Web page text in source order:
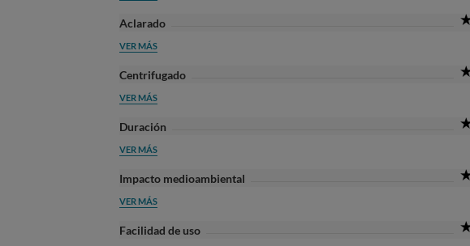
Aclarado
VER MÁS
Centrifugado
VER MÁS
Duración
VER MÁS
Impacto medioambiental
VER MÁS
Facilidad de uso